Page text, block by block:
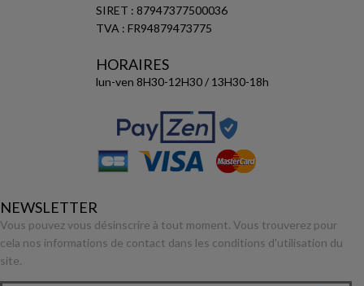
SIRET : 87947377500036
TVA : FR94879473775
HORAIRES
lun-ven 8H30-12H30 / 13H30-18h
NEWSLETTER
Vous pouvez vous désinscrire à tout moment. Vous trouverez pour
cela nos informations de contact dans les conditions d'utilisation du
site.